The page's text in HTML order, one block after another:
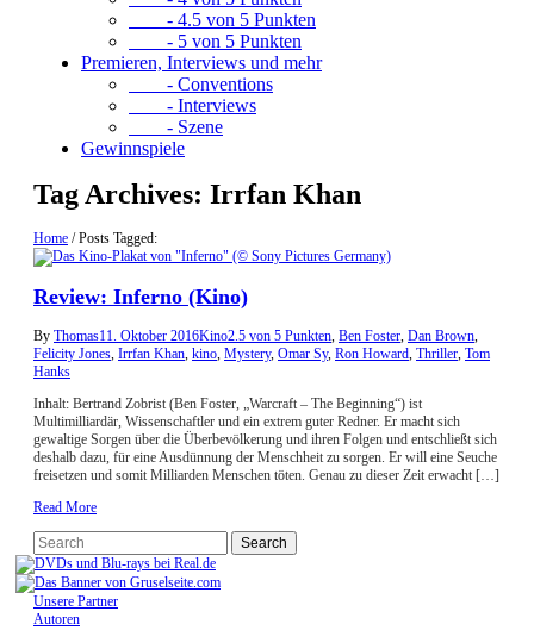
- 4.5 von 5 Punkten
- 5 von 5 Punkten
Premieren, Interviews und mehr
- Conventions
- Interviews
- Szene
Gewinnspiele
Tag Archives: Irrfan Khan
Home /Posts Tagged:
Review: Inferno (Kino)
By Thomas11. Oktober 2016Kino2.5 von 5 Punkten, Ben Foster, Dan Brown,
Felicity Jones, Irrfan Khan, kino, Mystery, Omar Sy, Ron Howard, Thriller, Tom
Hanks
Inhalt: Bertrand Zobrist (Ben Foster, „Warcraft – The Beginning“) ist
Multimilliardär, Wissenschaftler und ein extrem guter Redner. Er macht sich
gewaltige Sorgen über die Überbevölkerung und ihren Folgen und entschließt sich
deshalb dazu, für eine Ausdünnung der Menschheit zu sorgen. Er will eine Seuche
freisetzen und somit Milliarden Menschen töten. Genau zu dieser Zeit erwacht […]
Read More
Unsere Partner
Autoren